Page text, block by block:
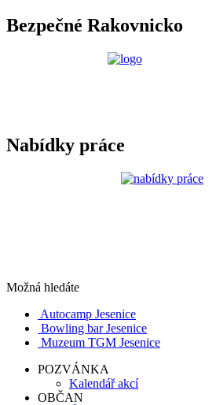
Bezpečné Rakovnicko
Nabídky práce
Možná hledáte
Autocamp Jesenice
Bowling bar Jesenice
Muzeum TGM Jesenice
POZVÁNKA
Kalendář akcí
OBČAN